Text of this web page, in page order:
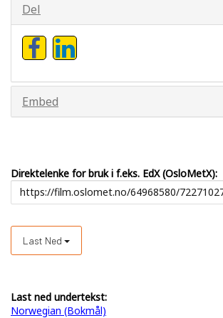
Del
Embed
Direktelenke for bruk i f.eks. EdX (OsloMetX):
Last Ned
Last ned undertekst:
Norwegian (Bokmål)